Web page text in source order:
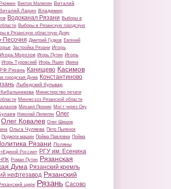
Виктор Малюгин Виталий
Ларин Владимир
Водоканал Рязани Выборы в
Выборы в Рязанскую городскую
в Рязанскую областную Думу
Песочня Дмитрий Гудков Евгений
Застройка Рязани Игорь
Игорь Морозов Игорь Путин Игорь
Игорь Туровский Игорь Яшин Ирина
Рязань Канищево Касимов
городская Дума
Константиново
Лыбедский бульвар
Министерство печати
Минлесхоз Рязанской области
Михаил Пронин Мост через Оку
Николай Пилюгин Олег
Олег Ковалев Олег Шишов
Ольга Чуляева Петр Пыленок
Поджоги машин Пойма Павловки Пойма
Рязани Поляны
России» РГУ им. Есенина
Роман Путин Рязанская
Дума Рязанский кремль
нефтезавод Рязанский
цирк Рязань Сасово